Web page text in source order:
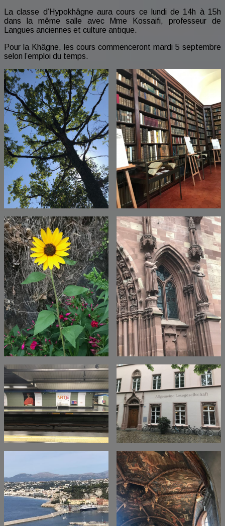
La classe d’Hypokhâgne aura cours ce lundi de 14h à 15h
dans la même salle avec Mme Kossaifi, professeur de
Langues anciennes et culture antique.
Pour la Khâgne, les cours commenceront mardi 5 septembre
selon l’emploi du temps.